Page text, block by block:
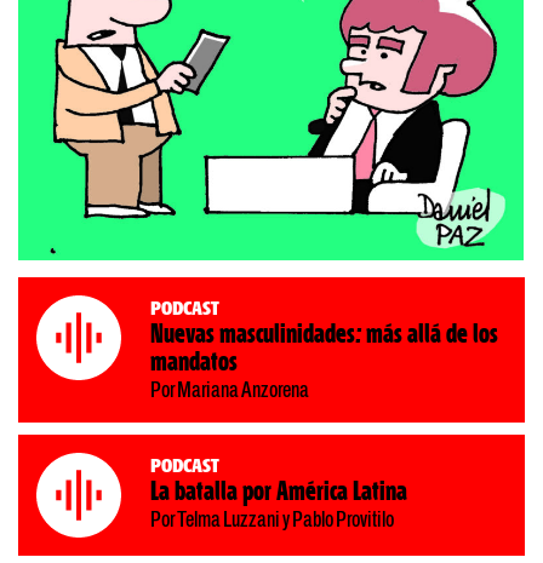
Podcast
Nuevas masculinidades: más allá de los
mandatos
Por Mariana Anzorena
Podcast
La batalla por América Latina
Por Telma Luzzani y Pablo Provitilo